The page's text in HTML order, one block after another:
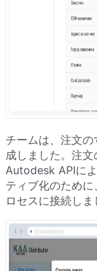
チームは、注文
成しました。注文
Autodesk APIに
ティブ化のため
ロセスに接続しま